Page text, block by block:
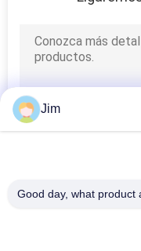
PRIVACIDADE
Jim
Good day, what product